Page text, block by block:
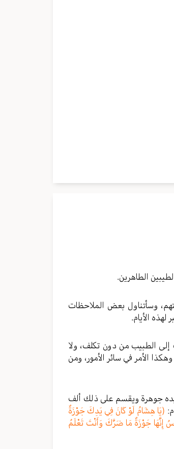
الطاهرين.
وسأتناول بعض الملاحظات
الأيام.
الطبيب من دون تكلف، ولا
الأمر في سائر الأمور، ومن
جوهرة ويقسم على ذلك ألف
(يَا هِشَامُ لَوْ كَانَ فِي يَدِكَ جَوْزَةٌ
إِنَّهَا جَوْزَةٌ مَا ضَرَّكَ وَأَنْتَ تَعْلَمُ